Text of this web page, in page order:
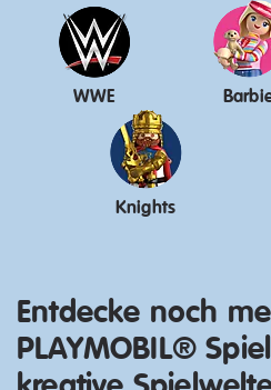
WWE
Knights
Entdecke noch
PLAYMOBIL®